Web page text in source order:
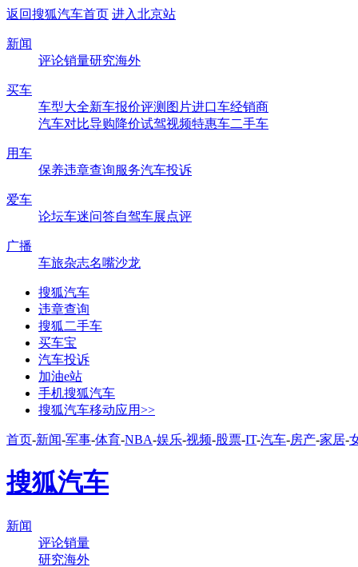
返回搜狐汽车首页 进入北京站
新闻
评论销量研究海外
买车
车型大全新车报价评测 图片进口车经销商
汽车对比导购降价试驾视频特惠车二手车
用车
保养违章查询服务汽车投诉
爱车
论坛车迷问答自驾车展点评
广播
车旅杂志名嘴沙龙
搜狐汽车
违章查询
搜狐二手车
买车宝
汽车投诉
加油e站
手机搜狐汽车
搜狐汽车移动应用>>
首页-新闻-军事-体育-NBA-娱乐-视频-股票-IT-汽车-房产-家居-
搜狐汽车
新闻
评论销量
研究海外